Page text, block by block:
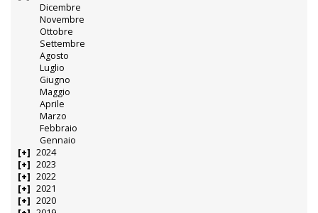
Dicembre
Novembre
Ottobre
Settembre
Agosto
Luglio
Giugno
Maggio
Aprile
Marzo
Febbraio
Gennaio
2024
2023
2022
2021
2020